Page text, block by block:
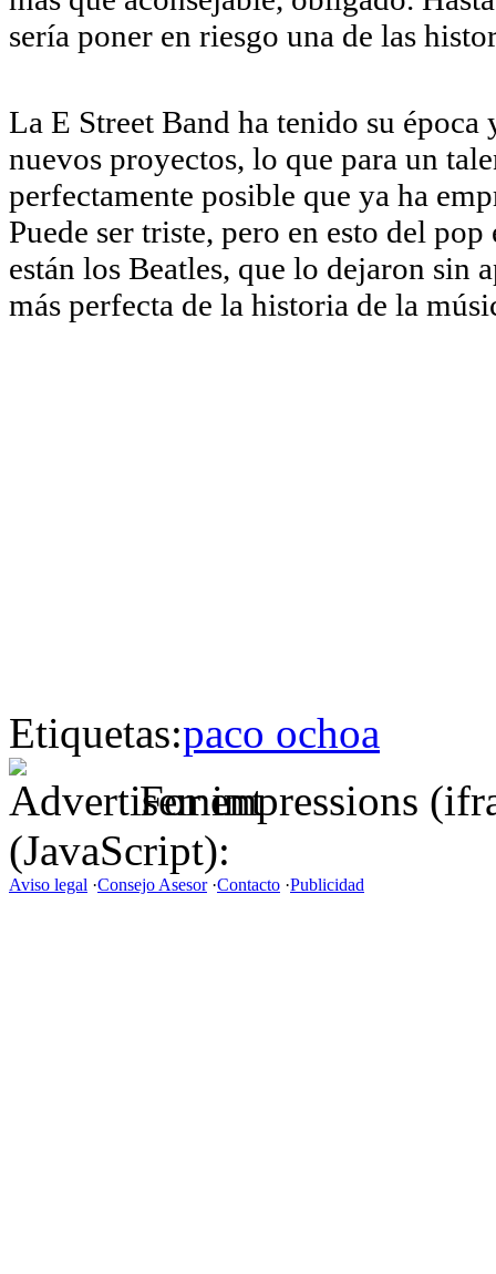
sería poner en riesgo una de las
La E Street Band ha tenido su
nuevos proyectos, lo que para un
perfectamente posible que ya ha
Puede ser triste, pero en esto del
están los Beatles, que lo dejaron sin
más perfecta de la historia de la
Etiquetas:paco ochoa
For impressions
(JavaScript):
Aviso legal ·Consejo Asesor·Contacto ·Publicidad